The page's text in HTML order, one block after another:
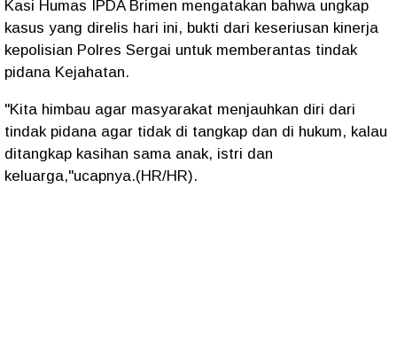
Kasi Humas IPDA Brimen mengatakan bahwa ungkap
kasus yang direlis hari ini, bukti dari keseriusan kinerja
kepolisian Polres Sergai untuk memberantas tindak
pidana Kejahatan.
"Kita himbau agar masyarakat menjauhkan diri dari
tindak pidana agar tidak di tangkap dan di hukum, kalau
ditangkap kasihan sama anak, istri dan
keluarga,"ucapnya.(HR/HR).